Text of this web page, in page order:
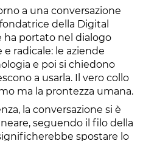
a una conversazione
della Digital
portato nel dialogo
e radicale: le aziende
e poi si chiedono
a usarla. Il vero collo
ma la prontezza umana.
la conversazione si è
seguendo il filo della
spostare lo